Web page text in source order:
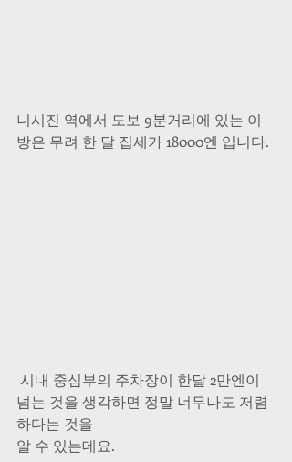
니시진 역에서 도보 9분거리에 있는 이
방은 무려 한 달 집세가 18000엔 입니다.
넘는 것을 생각하면 정말 너무나도 저렴
하다는 것을
알 수 있는데요.